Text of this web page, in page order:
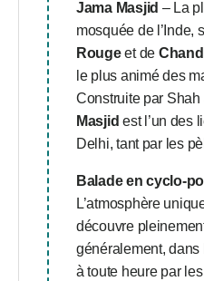
Jama Masjid – La
mosquée de l’Inde,
Rougeet de
le plus animé des
Construite par
Masjid est l’un des
Delhi, tant par les
Balade en cyclo-
L’atmosphère
découvre
généralement,
à toute heure par